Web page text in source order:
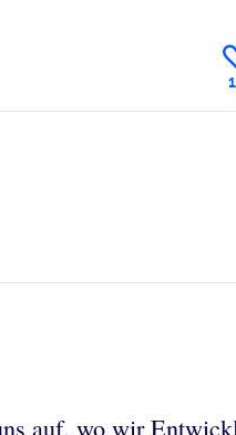
auf, wo wir